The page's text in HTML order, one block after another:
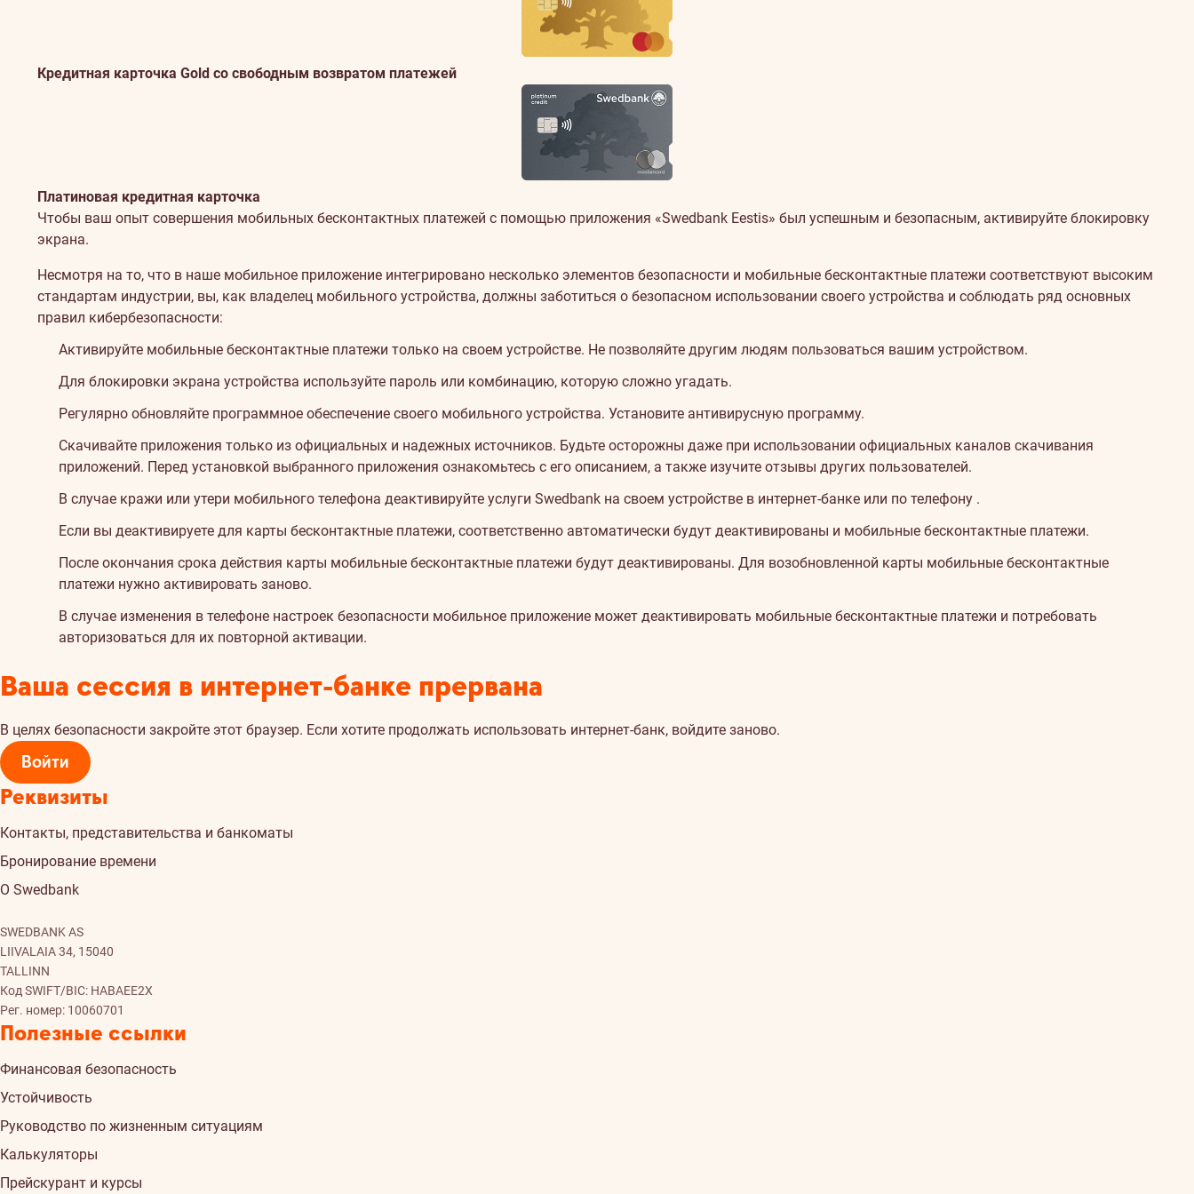
Кредитная карточка Gold со свободным возвратом платежей
Платиновая кредитная карточка
Безопасность
Чтобы ваш опыт совершения мобильных бесконтактных платежей с помощью приложения «Swedbank Eestis» был успешным и безопасным, активируйте блокировку
экрана.
Несмотря на то, что в наше мобильное приложение интегрировано несколько элементов безопасности и мобильные бесконтактные платежи соответствуют высоким
стандартам индустрии, вы, как владелец мобильного устройства, должны заботиться о безопасном использовании своего устройства и соблюдать ряд основных
правил кибербезопасности:
Активируйте мобильные бесконтактные платежи только на своем устройстве. Не позволяйте другим людям пользоваться вашим устройством.
Для блокировки экрана устройства используйте пароль или комбинацию, которую сложно угадать.
Регулярно обновляйте программное обеспечение своего мобильного устройства. Установите антивирусную программу.
Скачивайте приложения только из официальных и надежных источников. Будьте осторожны даже при использовании официальных каналов скачивания
приложений. Перед установкой выбранного приложения ознакомьтесь с его описанием, а также изучите отзывы других пользователей.
В случае кражи или утери мобильного телефона деактивируйте услуги Swedbank на своем устройстве в интернет-банке или по телефону .
Если вы деактивируете для карты бесконтактные платежи, соответственно автоматически будут деактивированы и мобильные бесконтактные платежи.
После окончания срока действия карты мобильные бесконтактные платежи будут деактивированы. Для возобновленной карты мобильные бесконтактные
платежи нужно активировать заново.
В случае изменения в телефоне настроек безопасности мобильное приложение может деактивировать мобильные бесконтактные платежи и потребовать
авторизоваться для их повторной активации.
Ваша сессия в интернет-банке прервана
В целях безопасности закройте этот браузер. Если хотите продолжать использовать интернет-банк, войдите заново.
Войти
Реквизиты
Контакты, представительства и банкоматы
Бронирование времени
О Swedbank
SWEDBANK AS
LIIVALAIA 34, 15040
TALLINN
Код SWIFT/BIC: HABAEE2X
Рег. номер: 10060701
Полезные ссылки
Финансовая безопасность
Устойчивость
Руководство по жизненным ситуациям
Калькуляторы
Прейскурант и курсы